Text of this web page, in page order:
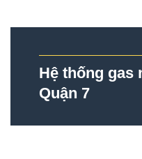
Hệ thống gas
Quận 7